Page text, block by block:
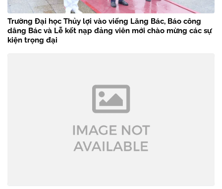
Trường Đại học Thủy lợi vào viếng Lăng Bác, Báo công
dâng Bác và Lễ kết nạp đảng viên mới chào mừng các sự
kiện trọng đại